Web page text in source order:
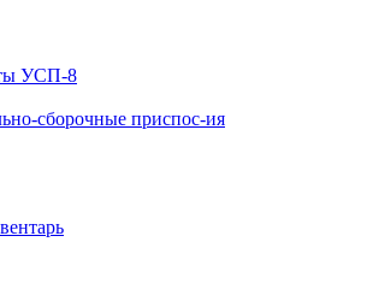
УСП-8
сборочные приспос-ия